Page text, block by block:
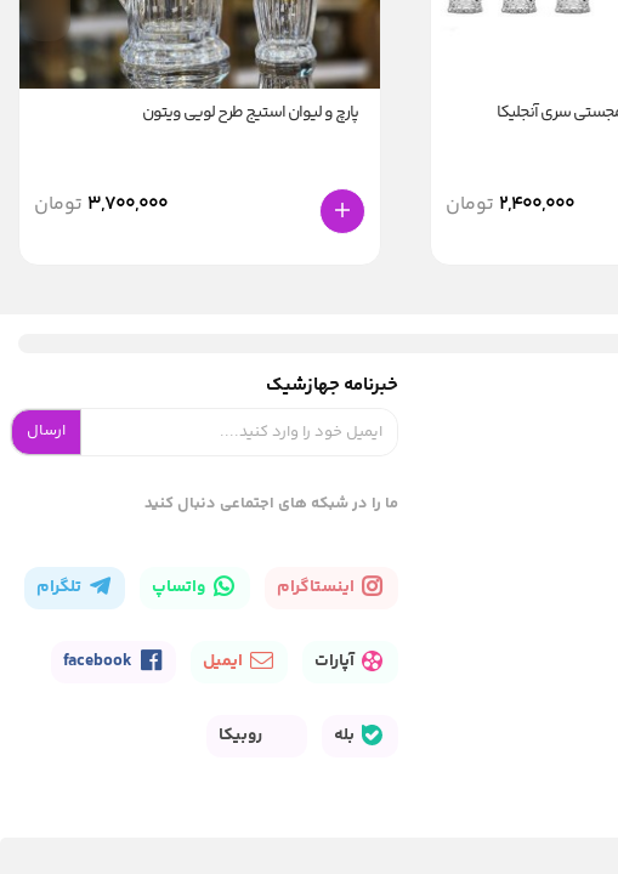
2,400,000 تومان
پارچ و لیوان استیج طرح لویی ویتون
3,700,000 تومان
خبرنامه جهازشیک
ارسال
ما را در شبکه های اجتماعی دنبال کنید
اینستاگرام واتساپ تلگرام
آپارات ایمیل
بله روبیکا